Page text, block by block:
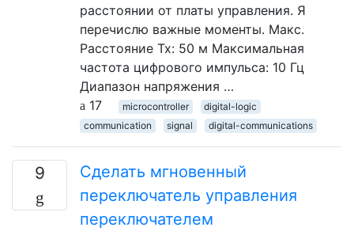
расстоянии от платы управления. Я
перечислю важные моменты. Макс.
Расстояние Tx: 50 м Максимальная
частота цифрового импульса: 10 Гц
Диапазон напряжения …
17
microcontroller
digital-logic
communication
signal digital-communications
9
Сделать мгновенный
переключатель управления
переключателем